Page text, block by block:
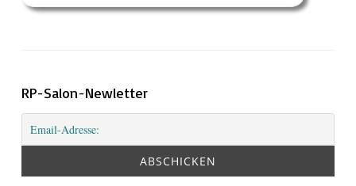
RP-Salon-Newletter